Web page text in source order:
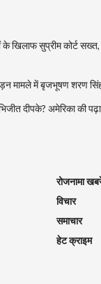
के खिलाफ सुप्रीम कोर्ट
मामले में बृजभूषण शरण
दीपके? अमेरिका की
रोजनामा
विचार
समाचार
हेट क्राइम